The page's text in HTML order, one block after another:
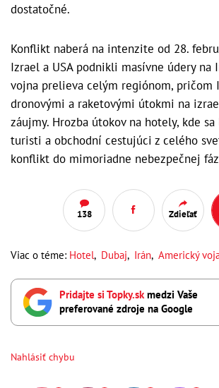
dostatočné.
Konflikt naberá na intenzite od 28.
Izrael a USA podnikli masívne údery na
vojna prelieva celým regiónom, pričom
dronovými a raketovými útokmi na
záujmy. Hrozba útokov na hotely, kde
turisti a obchodní cestujúci z celého
konflikt do mimoriadne nebezpečnej
138 Zdieľať
Viac o téme: Hotel, Dubaj, Irán, Americký
Pridajte si Topky.skmedzi Vaše
preferované zdroje na Google
Nahlásiť chybu